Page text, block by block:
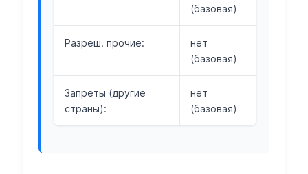
(базовая)
Разреш. прочие:
нет
(базовая)
Запреты (другие
страны):
нет
(базовая)